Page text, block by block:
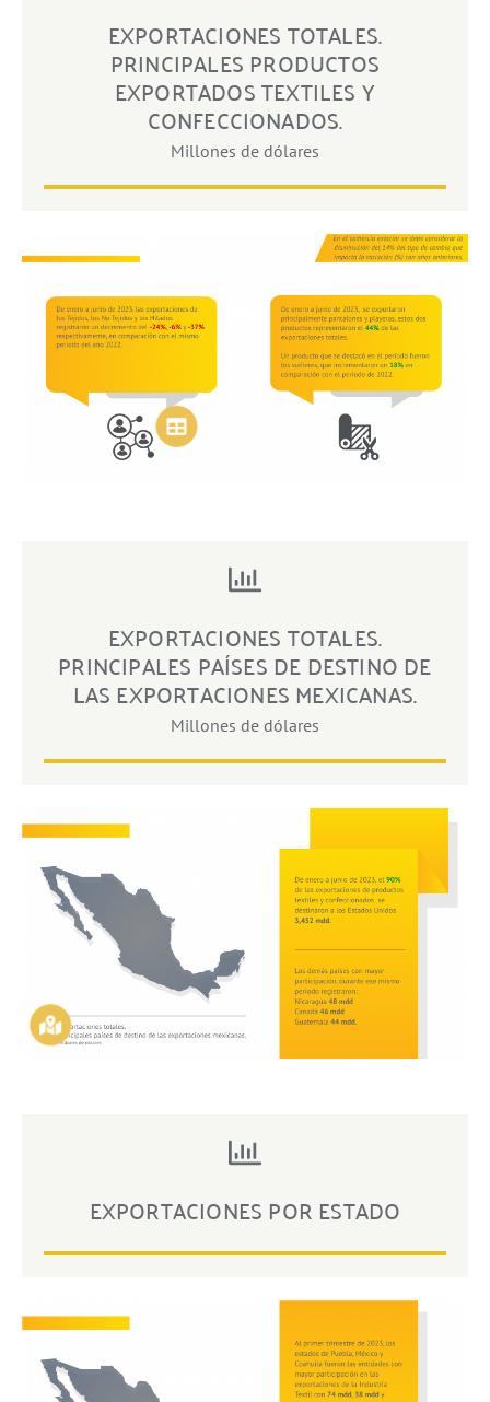
EXPORTACIONES TOTALES.
PRINCIPALES PRODUCTOS
EXPORTADOS TEXTILES Y
CONFECCIONADOS.
Millones de dólares
EXPORTACIONES TOTALES.
PRINCIPALES PAÍSES DE DESTINO DE
LAS EXPORTACIONES MEXICANAS.
Millones de dólares
EXPORTACIONES POR ESTADO